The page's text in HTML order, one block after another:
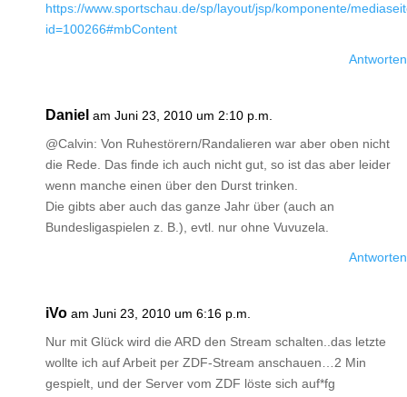
https://www.sportschau.de/sp/layout/jsp/komponente/
id=100266#mbContent
Antworten
Daniel am Juni 23, 2010 um 2:10 p.m.
@Calvin: Von Ruhestörern/Randalieren war aber oben nicht
die Rede. Das finde ich auch nicht gut, so ist das aber leider
wenn manche einen über den Durst trinken.
Die gibts aber auch das ganze Jahr über (auch an
Bundesligaspielen z. B.), evtl. nur ohne Vuvuzela.
Antworten
iVo am Juni 23, 2010 um 6:16 p.m.
Nur mit Glück wird die ARD den Stream schalten..das letzte
wollte ich auf Arbeit per ZDF-Stream anschauen…2 Min
gespielt, und der Server vom ZDF löste sich auf*fg